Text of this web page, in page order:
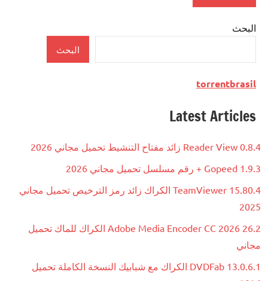
Multimedia
البحث
البحث
torrentbrasil
Latest Articles
Reader View 0.8.4 زائد مفتاح التنشيط تحميل مجاني 2026
Gopeed 1.9.3 + رقم مسلسل تحميل مجاني 2026
TeamViewer 15.80.4 الكراك زائد رمز الترخيص تحميل مجاني
2025
Adobe Media Encoder CC 2026 26.2 الكراك للماك تحميل
مجاني
DVDFab 13.0.6.1 الكراك مع شبابيك النسخة الكاملة تحميل